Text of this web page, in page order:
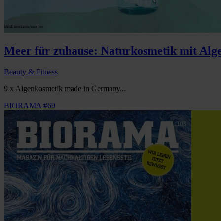
Meer für zuhause: Naturkosmetik mit
Beauty & Fitness
9 x Algenkosmetik made in Germany...
BIORAMA #69